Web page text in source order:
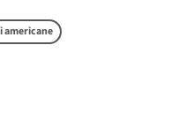
americane